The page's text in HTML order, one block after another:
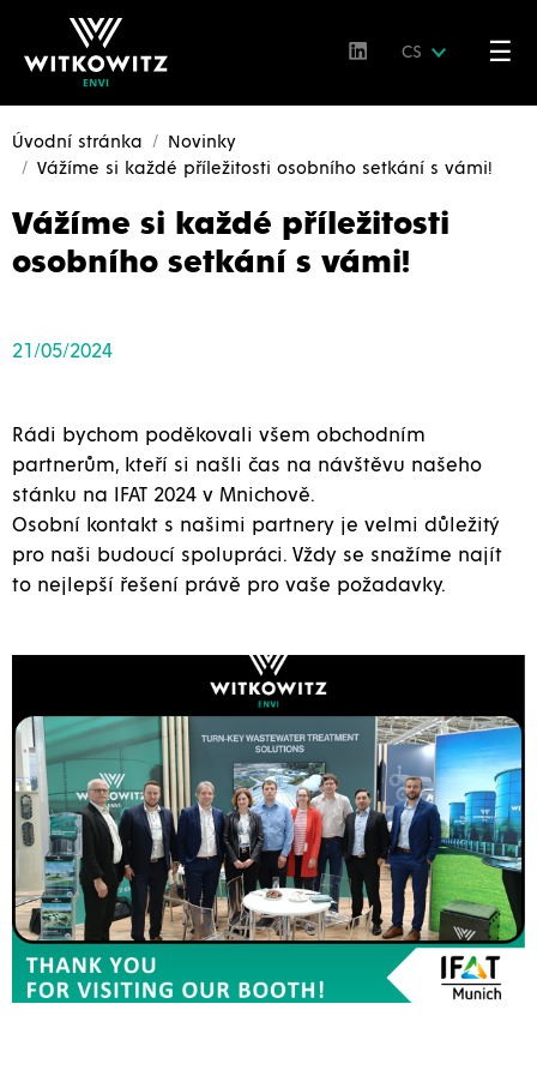
CS ☰
Úvodní stránka
Novinky
Vážíme si každé příležitosti osobního setkání s vámi!
Vážíme si každé příležitosti
osobního setkání s vámi!
21/05/2024
Rádi bychom poděkovali všem obchodním
partnerům, kteří si našli čas na návštěvu našeho
stánku na IFAT 2024 v Mnichově.
Osobní kontakt s našimi partnery je velmi důležitý
pro naši budoucí spolupráci. Vždy se snažíme najít
to nejlepší řešení právě pro vaše požadavky.